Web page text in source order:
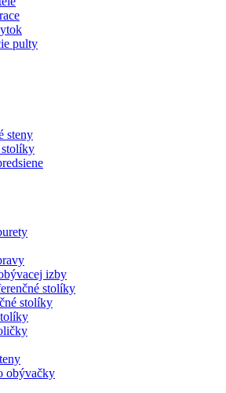
pulty
steny
izby
stolíky
stolíky
obývačky